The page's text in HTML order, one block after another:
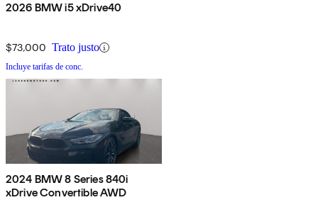
2026 BMW i5 xDrive40
$73,000 Trato justo
Incluye tarifas de conc.
2024 BMW 8 Series 840i
xDrive Convertible AWD